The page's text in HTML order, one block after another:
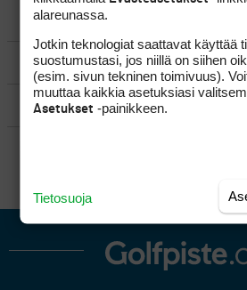
VÄLINEET
MATKAILU
KILPAGOLF & HARJOITTELU
alareunassa.
Jotkin teknologiat saattavat käyttää
suostumustasi, jos niillä on siihen
(esim. sivun tekninen toimivuus).
muuttaa kaikkia asetuksiasi
Asetukset -painikkeen.
Tietosuoja